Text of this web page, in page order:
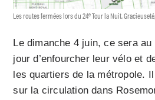
Les routes fermées lors du 24eTour la Nuit.
Le dimanche 4 juin, ce sera
jour d’enfourcher leur vélo et
les quartiers de la métropole.
sur la circulation dans